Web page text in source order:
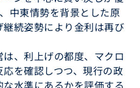
中東情勢を背景とした原
続姿勢により金利は再び
、利上げの都度、マクロ
を確認しつつ、現行の政
水準にあるかを評価する